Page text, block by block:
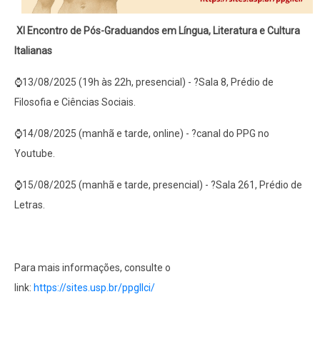
XI Encontro de Pós-Graduandos em Língua, Literatura e Cultura
Italianas
⌚13/08/2025 (19h às 22h, presencial) - ?Sala 8, Prédio de
Filosofia e Ciências Sociais.
⌚14/08/2025 (manhã e tarde, online) - ?canal do PPG no
Youtube.
⌚15/08/2025 (manhã e tarde, presencial) - ?Sala 261, Prédio de
Letras.
Para mais informações, consulte o
link: https://sites.usp.br/ppgllci/